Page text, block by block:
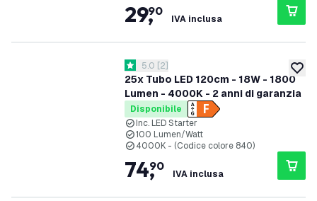
29,
90
IVA inclusa
25x Tubo LED 120cm - 18W - 1800
Lumen - 4000K - 2 anni di garanzia
apri il cassetto delle recensioni
5 stelle di valutazione
5.0 [2]
Disponibile
Inc. LED Starter
100 Lumen/Watt
4000K - (Codice colore 840)
74,
90
IVA inclusa